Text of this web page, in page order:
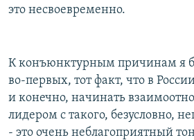
это несвоевременно.
К конъюнктурным причинам я
во-первых, тот факт, что в
и конечно, начинать
лидером с такого, безусловно,
- это очень неблагоприятный